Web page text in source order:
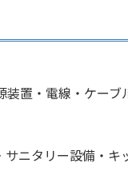
置・電線・ケー
ニタリー設備・キ